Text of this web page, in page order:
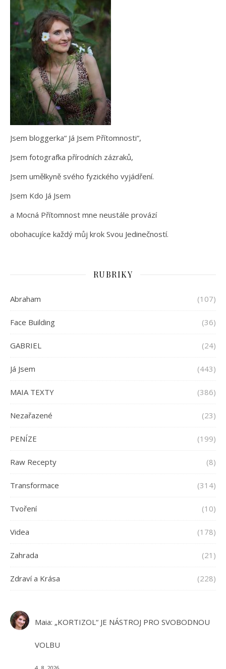
Jsem bloggerka“ Já Jsem Přítomnosti“,
Jsem fotografka přírodních zázraků,
Jsem umělkyně svého fyzického vyjádření.
Jsem Kdo Já Jsem
a Mocná Přítomnost mne neustále provází
obohacujíce každý můj krok Svou Jedinečností.
RUBRIKY
Abraham (107)
Face Building (36)
GABRIEL (24)
Já Jsem (443)
MAIA TEXTY (386)
Nezařazené (23)
PENÍZE (199)
Raw Recepty (8)
Transformace (314)
Tvoření (10)
Videa (178)
Zahrada (21)
Zdraví a Krása (228)
Maia: „KORTIZOL“ JE NÁSTROJ PRO SVOBODNOU
VOLBU